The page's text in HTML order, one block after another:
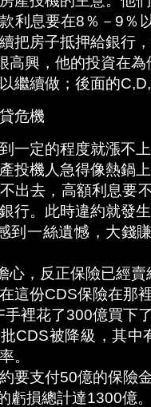
利息要在8％－9％
把房子抵押給銀行
高興，他的投資在
繼續做；後面的
危機
一定的程度就漲不
投機人急得像熱鍋上
出去，高額利息要
行。此時違約就發生
到一絲遺憾，大錢
心，反正保險已經賣
這份CDS保險在那
手裡花了300億買下
CDS被降級，其
。
要支付50億的保險
虧損總計達1300億。